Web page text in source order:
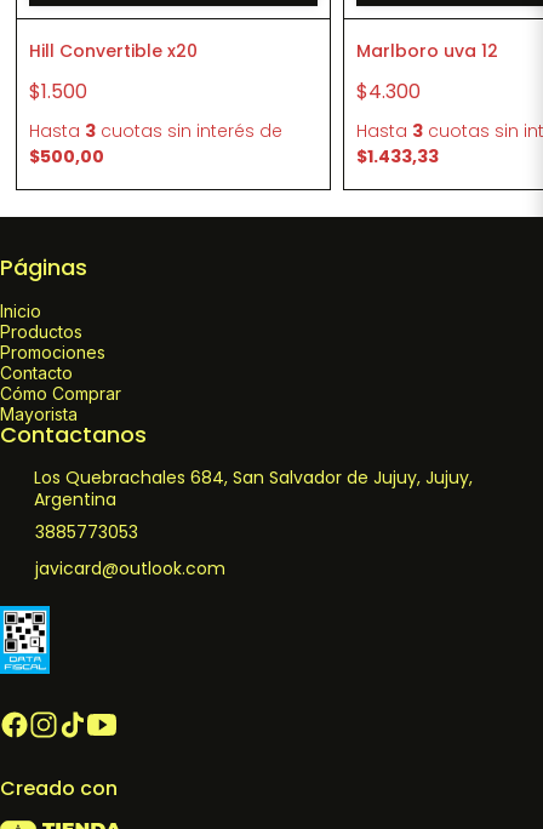
Hill Convertible x20
$1.500
Hasta 3cuotas sin interés de
$500,00
Marlboro uva 12
$4.300
Hasta 3 cuotas sin
$1.433,33
Páginas
Inicio
Productos
Promociones
Contacto
Cómo Comprar
Mayorista
Contactanos
Los Quebrachales 684, San Salvador de Jujuy, Jujuy,
Argentina
3885773053
javicard@outlook.com
Creado con